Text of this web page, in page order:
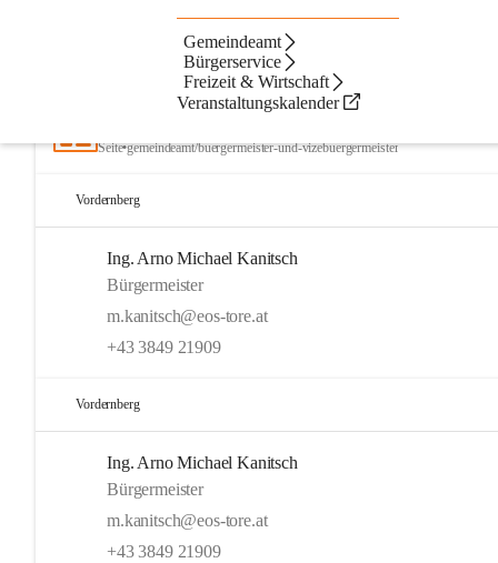
Gemeindeamt
Bürgerservice
Freizeit & Wirtschaft
Veranstaltungskalender
Artikel Kontakte
Seite•gemeindeamt/buergermeister-und-vizebuergermeister
Vordernberg
Ing. Arno Michael Kanitsch
Bürgermeister
m.kanitsch@eos-tore.at
+43 3849 21909
Vordernberg
Ing. Arno Michael Kanitsch
Bürgermeister
m.kanitsch@eos-tore.at
+43 3849 21909